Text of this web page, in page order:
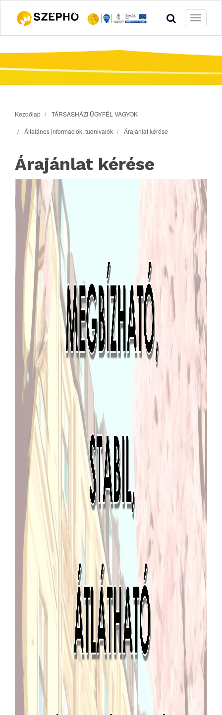
Toggle
Kezdőlap TÁRSASHÁZI ÜGYFÉL VAGYOK
Általános információk, tudnivalók Árajánlat kérése
Árajánlat kérése